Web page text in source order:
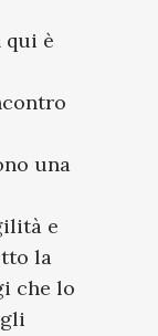
qui è
una
e
la
che lo